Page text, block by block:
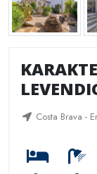
Costa Brava -